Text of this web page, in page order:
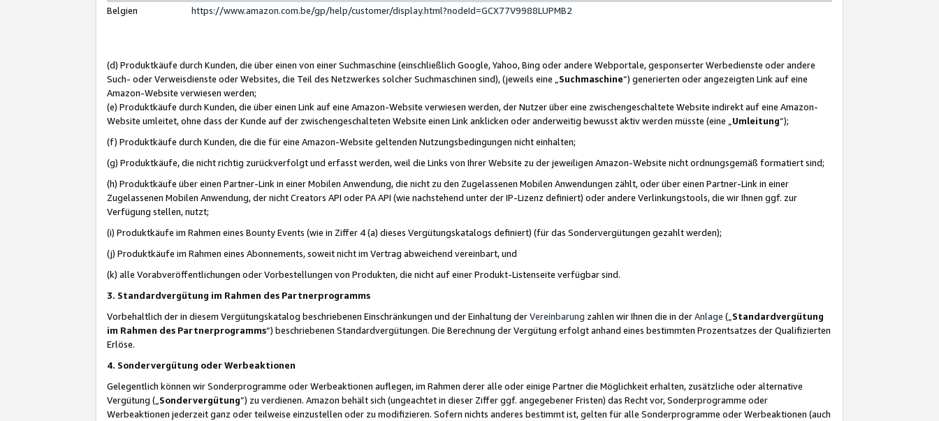
Belgien
https://www.amazon.com.be/gp/help/customer/display.html?nodeId=GCX77V9988LUPMB2
(d) Produktkäufe durch Kunden, die über einen von einer Suchmaschine (einschließlich Google, Yahoo, Bing oder andere Webportale, gesponserter Werbedienste oder andere
Such- oder Verweisdienste oder Websites, die Teil des Netzwerkes solcher Suchmaschinen sind), (jeweils eine „ Suchmaschine“) generierten oder angezeigten Link auf eine
Amazon-Website verwiesen werden;
(e) Produktkäufe durch Kunden, die über einen Link auf eine Amazon-Website verwiesen werden, der Nutzer über eine zwischengeschaltete Website indirekt auf eine Amazon-
Website umleitet, ohne dass der Kunde auf der zwischengeschalteten Website einen Link anklicken oder anderweitig bewusst aktiv werden müsste (eine „ Umleitung“);
(f) Produktkäufe durch Kunden, die die für eine Amazon-Website geltenden Nutzungsbedingungen nicht einhalten;
(g) Produktkäufe, die nicht richtig zurückverfolgt und erfasst werden, weil die Links von Ihrer Website zu der jeweiligen Amazon-Website nicht ordnungsgemäß formatiert sind;
(h) Produktkäufe über einen Partner-Link in einer Mobilen Anwendung, die nicht zu den Zugelassenen Mobilen Anwendungen zählt, oder über einen Partner-Link in einer
Zugelassenen Mobilen Anwendung, der nicht Creators API oder PA API (wie nachstehend unter der IP-Lizenz definiert) oder andere Verlinkungstools, die wir Ihnen ggf. zur
Verfügung stellen, nutzt;
(i) Produktkäufe im Rahmen eines Bounty Events (wie in Ziffer 4 (a) dieses Vergütungskatalogs definiert) (für das Sondervergütungen gezahlt werden);
(j) Produktkäufe im Rahmen eines Abonnements, soweit nicht im Vertrag abweichend vereinbart, und
(k) alle Vorabveröffentlichungen oder Vorbestellungen von Produkten, die nicht auf einer Produkt-Listenseite verfügbar sind.
3. Standardvergütung im Rahmen des Partnerprogramms
Vorbehaltlich der in diesem Vergütungskatalog beschriebenen Einschränkungen und der Einhaltung derVereinbarung zahlen wir Ihnen die in derAnlage („ Standardvergütung
im Rahmen des Partnerprogramms“) beschriebenen Standardvergütungen. Die Berechnung der Vergütung erfolgt anhand eines bestimmten Prozentsatzes der Qualifizierten
Erlöse.
4. Sondervergütung oder Werbeaktionen
Gelegentlich können wir Sonderprogramme oder Werbeaktionen auflegen, im Rahmen derer alle oder einige Partner die Möglichkeit erhalten, zusätzliche oder alternative
Vergütung („ Sondervergütung”) zu verdienen. Amazon behält sich (ungeachtet in dieser Ziffer ggf. angegebener Fristen) das Recht vor, Sonderprogramme oder
Werbeaktionen jederzeit ganz oder teilweise einzustellen oder zu modifizieren. Sofern nichts anderes bestimmt ist, gelten für alle Sonderprogramme oder Werbeaktionen (auch